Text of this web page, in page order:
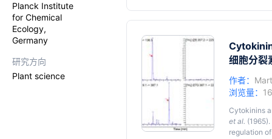
Planck Institute
for Chemical
Ecology,
Germany
研究方向
Plant science
value for
细胞分裂
作者：
浏览量：
Cytokinins
et al.
regulation